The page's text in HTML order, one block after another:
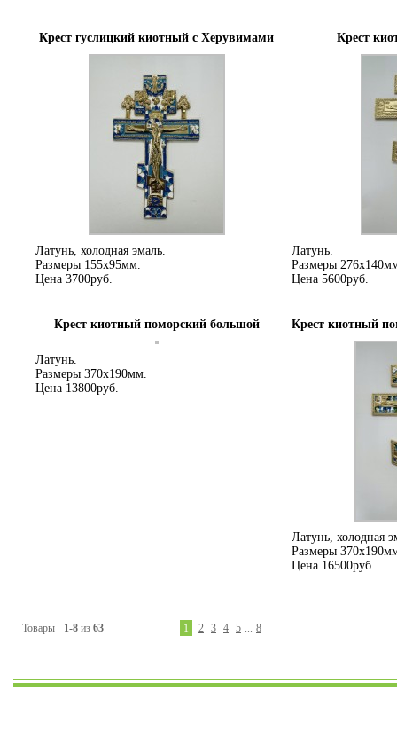
Крест гуслицкий киотный с Херувимами
Латунь, холодная эмаль.
Размеры 155х95мм.
Цена 3700руб.
Крест
Латунь.
Размеры
Цена 5600руб.
Крест киотный поморский большой
Латунь.
Размеры 370х190мм.
Цена 13800руб.
Крест киотный
Латунь, холодная
Размеры
Цена 16500руб.
Товары 1-8 из 63 1 2 3 4 5 ... 8